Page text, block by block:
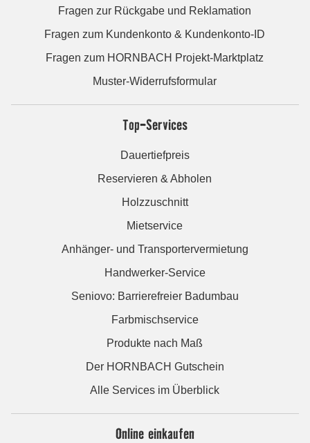
Fragen zur Rückgabe und Reklamation
Fragen zum Kundenkonto & Kundenkonto-ID
Fragen zum HORNBACH Projekt-Marktplatz
Muster-Widerrufsformular
Top-Services
Dauertiefpreis
Reservieren & Abholen
Holzzuschnitt
Mietservice
Anhänger- und Transportervermietung
Handwerker-Service
Seniovo: Barrierefreier Badumbau
Farbmischservice
Produkte nach Maß
Der HORNBACH Gutschein
Alle Services im Überblick
Online einkaufen